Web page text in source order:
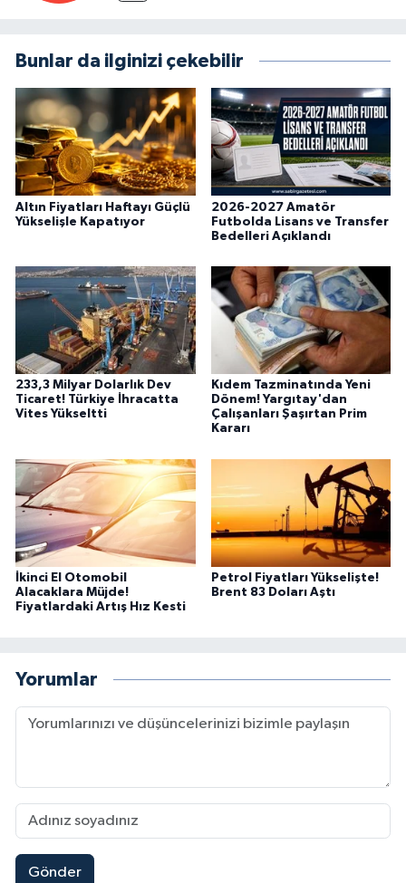
Bunlar da ilginizi çekebilir
Altın Fiyatları Haftayı Güçlü
Yükselişle Kapatıyor
2026-2027 Amatör
Futbolda Lisans ve Transfer
Bedelleri Açıklandı
233,3 Milyar Dolarlık Dev
Ticaret! Türkiye İhracatta
Vites Yükseltti
Kıdem Tazminatında Yeni
Dönem! Yargıtay'dan
Çalışanları Şaşırtan Prim
Kararı
İkinci El Otomobil
Alacaklara Müjde!
Fiyatlardaki Artış Hız Kesti
Petrol Fiyatları Yükselişte!
Brent 83 Doları Aştı
Yorumlar
Gönder